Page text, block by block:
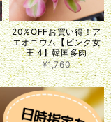
20%OFFお買い得！ア
エオニウム【ピンク女
王 4】韓国多肉
¥1,760